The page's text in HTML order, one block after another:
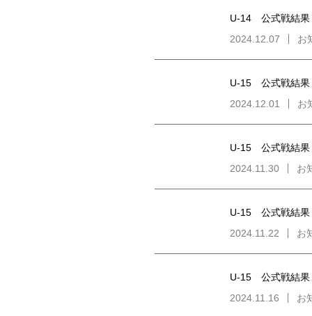
U-14 公式戦結果
2024.12.07
お
U-15 公式戦結果
2024.12.01
お
U-15 公式戦結果
2024.11.30
お
U-15 公式戦結果
2024.11.22
お
U-15 公式戦結果
2024.11.16
お